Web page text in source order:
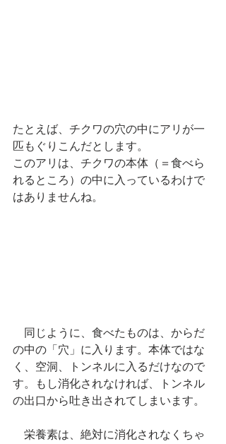
たとえば、チクワの穴の中にアリが一
匹もぐりこんだとします。
このアリは、チクワの本体（＝食べら
れるところ）の中に入っているわけで
はありませんね。
同じように、食べたものは、からだ
の中の「穴」に入ります。本体ではな
く、空洞、トンネルに入るだけなので
す。もし消化されなければ、トンネル
の出口から吐き出されてしまいます。
栄養素は、絶対に消化されなくちゃ